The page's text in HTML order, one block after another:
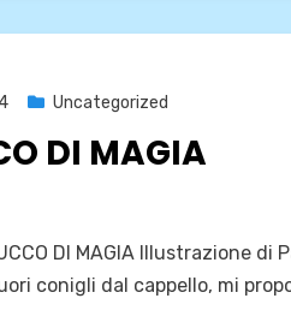
Uncategorized
DI MAGIA
DI MAGIA Illustrazione
conigli dal cappello, mi